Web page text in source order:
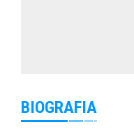
BIOGRAFIA